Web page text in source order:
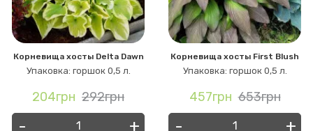
Корневища хосты Delta Dawn
Упаковка: горшок 0,5 л.
204грн 292грн
- +
Корневища хосты First Blush
Упаковка: горшок 0,5 л.
457грн 653грн
- +